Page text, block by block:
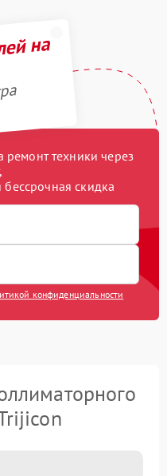
на
техники через
бессрочная скидка
конфиденциальности